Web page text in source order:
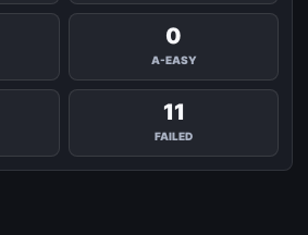
0
A-EASY
11
FAILED